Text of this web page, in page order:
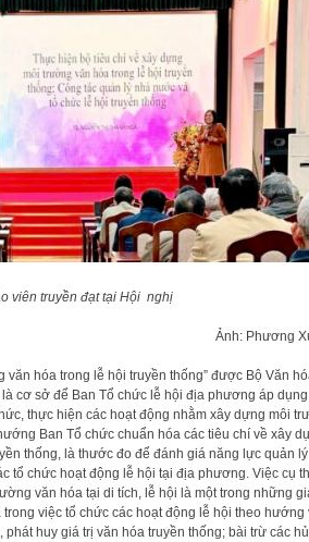
viên truyền đạt tại Hội nghị
Ảnh: Phương
hóa trong lễ hội truyền thống” được Bộ Văn
cơ sở để Ban Tổ chức lễ hội địa phương áp dụng
thực hiện các hoạt động nhằm xây dựng môi
Ban Tổ chức chuẩn hóa các tiêu chí về xây
thống, là thước đo để đánh giá năng lực quản lý
tổ chức hoạt động lễ hội tại địa phương. Việc cụ
văn hóa tại di tích, lễ hội là một trong những
việc tổ chức các hoạt động lễ hội theo hướng
huy giá trị văn hóa truyền thống; bài trừ các hủ